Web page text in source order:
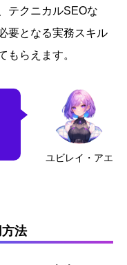
テクニカルSEOな
要となる実務スキル
もらえます。
ユビレイ・アエ
法